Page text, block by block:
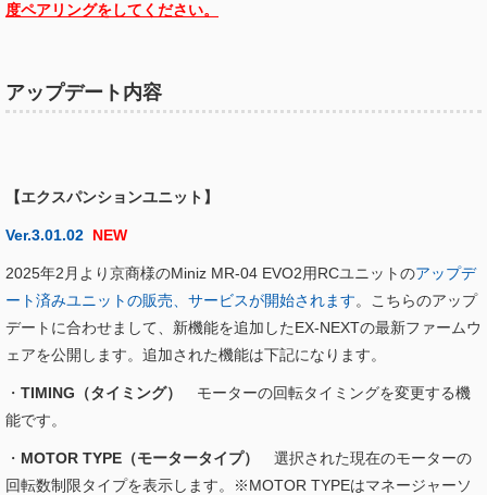
度ペアリングをしてください。
アップデート内容
【エクスパンションユニット】
Ver.3.01.02 NEW
2025年2月より京商様のMiniz MR-04 EVO2用RCユニットのアップデ
ート済みユニットの販売、サービスが開始されます。こちらのアップ
デートに合わせまして、新機能を追加したEX-NEXTの最新ファームウ
ェアを公開します。追加された機能は下記になります。
・ TIMING（タイミング）
モーターの回転タイミングを変更する機
能です。
・ MOTOR TYPE（モータータイプ）
選択された現在のモーターの
回転数制限タイプを表示します。※MOTOR TYPEはマネージャーソ